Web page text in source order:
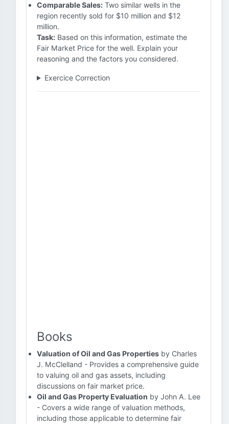
Comparable Sales: Two similar wells in the
region recently sold for $10 million and $12
million.
Task: Based on this information, estimate the
Fair Market Price for the well. Explain your
reasoning and the factors you considered.
Exercice Correction
Books
Valuation of Oil and Gas Properties by Charles
J. McClelland - Provides a comprehensive guide
to valuing oil and gas assets, including
discussions on fair market price.
Oil and Gas Property Evaluation by John A. Lee
- Covers a wide range of valuation methods,
including those applicable to determine fair